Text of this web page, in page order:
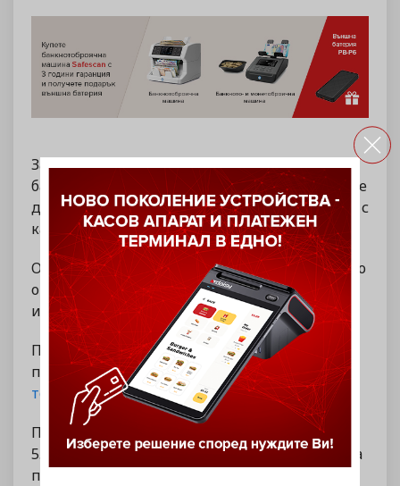
За всеки наш клиент, закупил
банкнотоброячна машина с марка Safescan , ще
добавим като подаръквъншна батерия PB-P6
с
капацитет от 10 000 mAh.
Офертата е валидна както за покупки на място
от офиса ни, така и за всички онлайн заявки,
извършени през сайта ни.
Повече информация можете да получите на
посочените в контактната ни форма
телефони
Промоцията е валидна за периода от
5.02.2025г до 31.08.2026г или до изчерпване на
предвидените за целта количества.